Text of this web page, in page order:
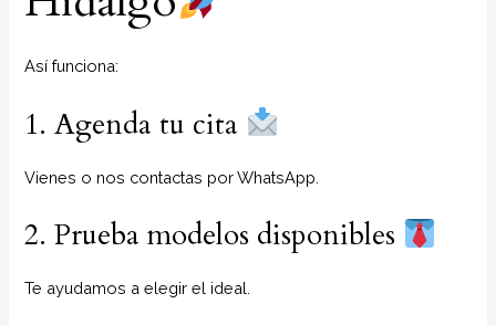
Así funciona:
1. Agenda tu cita
Vienes o nos contactas por WhatsApp.
2. Prueba modelos disponibles
Te ayudamos a elegir el ideal.